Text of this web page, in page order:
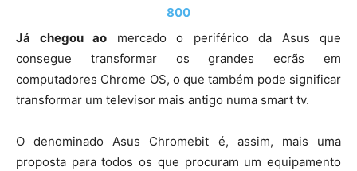
Já chegou ao mercado o periférico da Asus que
consegue transformar os grandes ecrãs em
computadores Chrome OS, o que também pode significar
transformar um televisor mais antigo numa smart tv.
O denominado Asus Chromebit é, assim, mais uma
proposta para todos os que procuram um equipamento